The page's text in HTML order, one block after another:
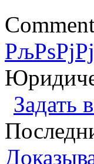
Задать